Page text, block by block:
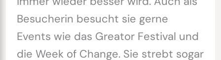
Besucherin besucht sie gerne
Events wie das Greator Festival und
die Week of Change. Sie strebt sogar